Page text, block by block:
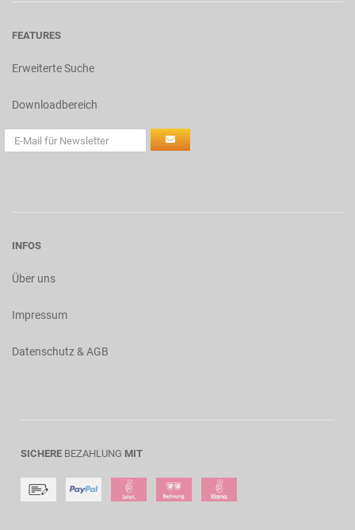
FEATURES
Erweiterte Suche
Downloadbereich
INFOS
Über uns
Impressum
Datenschutz & AGB
SICHERE BEZAHLUNG MIT